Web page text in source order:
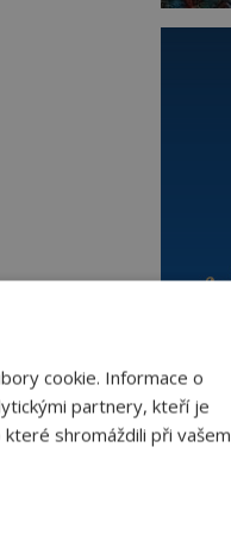
cookie. Informace o
partnery, kteří je
shromáždili při vašem